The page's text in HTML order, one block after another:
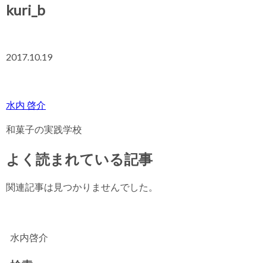
kuri_b
2017.10.19
水内 啓介
和菓子の実践学校
よく読まれている記事
関連記事は見つかりませんでした。
水内啓介